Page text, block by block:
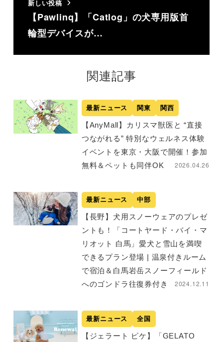
新しい投稿
【Pawlinq】「Catlog」の犬専用版首
輪型デバイスが…
関連記事
最新ニュース 関東 関西
【AnyMall】カリスマ獣医と “直接
つながれる” 特別なウェルネス体験
イベントを東京・大阪で開催！参加
無料＆ペットも同伴OK
2026.04.26
最新ニュース 中部
【長野】犬用スノーウェアのプレゼ
ントも！「コートヤード・バイ・マ
リオット 白馬」愛犬と雪山を満喫
できるプラン登場 | 温泉付きルーム
で宿泊＆白馬岩岳スノーフィールド
へのゴンドラ往復券付き
2024.12.11
最新ニュース 全国
【ジェラート ピケ】「GELATO